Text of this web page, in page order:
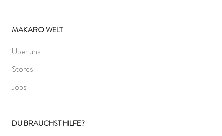
MAKARO WELT
Über uns
Stores
Jobs
DU BRAUCHST HILFE?